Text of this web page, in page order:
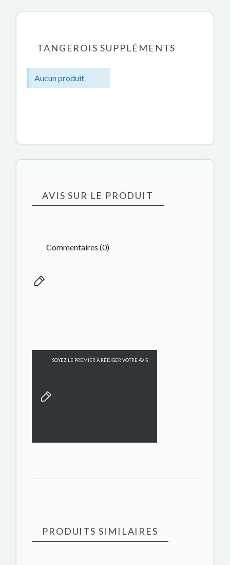
TANGEROIS SUPPLÉMENTS
Aucun produit
AVIS SUR LE PRODUIT
Commentaires (0)
SOYEZ LE PREMIER À RÉDIGER VOTRE AVIS
PRODUITS SIMILAIRES